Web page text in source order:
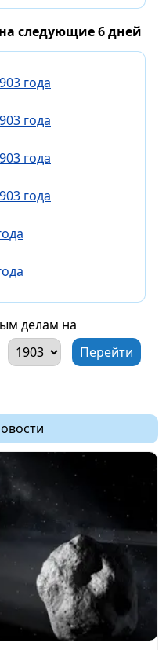
следующие 6 дней
года
года
года
года
делам на